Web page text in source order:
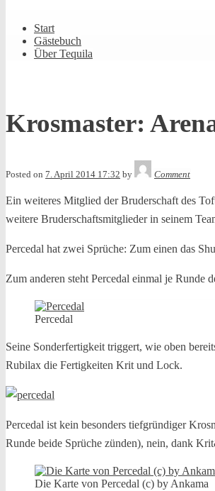
Navigation
Start
Gästebuch
Über Tequila
Krosmaster:
Posted on 7. April 2014 17:32 by
Comment
Ein weiteres Mitglied der Bruderschaft des
weitere Bruderschaftsmitglieder in seinem
Percedal hat zwei Sprüche: Zum einen das
Zum anderen steht Percedal einmal je Runde
Percedal
Seine Sonderfertigkeit triggert, wie oben
Rubilax die Fertigkeiten Krit und Lock.
Percedal ist kein besonders tiefgründiger
Runde beide Sprüche zünden), nein, dank
Die Karte von Percedal (c) by Ankama